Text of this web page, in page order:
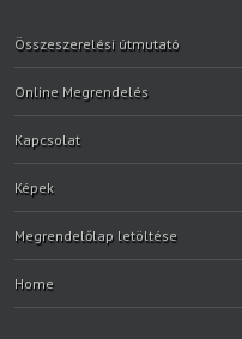
Összeszerelési útmutató
Online Megrendelés
Kapcsolat
Képek
Megrendelőlap letöltése
Home